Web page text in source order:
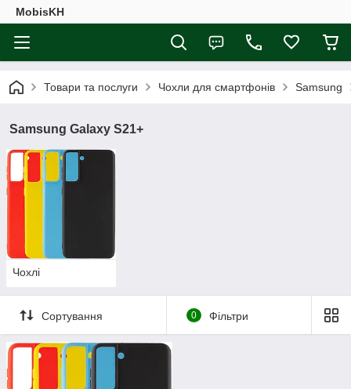
MobisKH
Товари та послуги Чохли для смартфонів Samsung
Samsung Galaxy S21+
Чохлі
Сортування 0 Фільтри